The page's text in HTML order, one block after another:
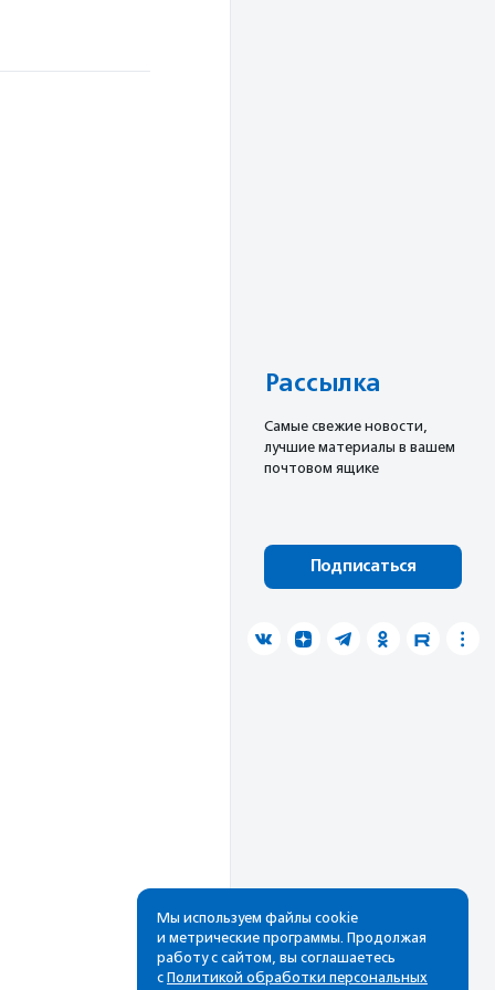
Рассылка
Cамые свежие новости,
лучшие материалы в вашем
почтовом ящике
Подписаться
Мы используем файлы cookie
и метрические программы. Продолжая
работу с сайтом, вы соглашаетесь
с Политикой обработки персональных